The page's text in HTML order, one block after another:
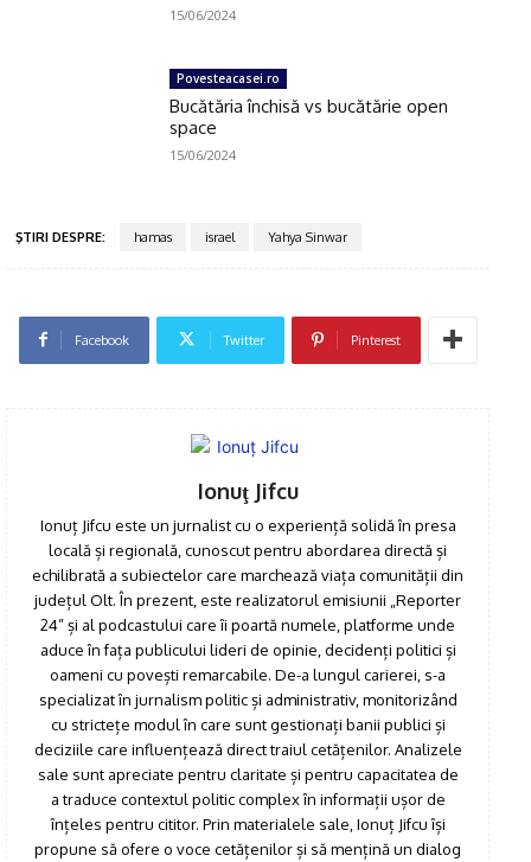
15/06/2024
Povesteacasei.ro
Bucătăria închisă vs bucătărie open
space
15/06/2024
ŞTIRI DESPRE: hamas israel Yahya Sinwar
Facebook Twitter Pinterest
Ionuţ Jifcu
Ionuț Jifcu este un jurnalist cu o experiență solidă în presa
locală și regională, cunoscut pentru abordarea directă și
echilibrată a subiectelor care marchează viața comunității din
județul Olt. În prezent, este realizatorul emisiunii „Reporter
24” și al podcastului care îi poartă numele, platforme unde
aduce în fața publicului lideri de opinie, decidenți politici și
oameni cu povești remarcabile. De-a lungul carierei, s-a
specializat în jurnalism politic și administrativ, monitorizând
cu strictețe modul în care sunt gestionați banii publici și
deciziile care influențează direct traiul cetățenilor. Analizele
sale sunt apreciate pentru claritate și pentru capacitatea de
a traduce contextul politic complex în informații ușor de
înțeles pentru cititor. Prin materialele sale, Ionuț Jifcu își
propune să ofere o voce cetățenilor și să mențină un dialog